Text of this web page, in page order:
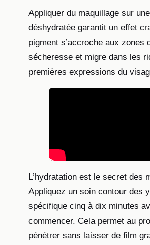
Appliquer du maquillage sur
déshydratée garantit un effet
pigment s’accroche aux zones
sécheresse et migre dans les
premières expressions du
L’hydratation est le secret des
Appliquez un soin contour des
spécifique cinq à dix minutes
commencer. Cela permet au
pénétrer sans laisser de film